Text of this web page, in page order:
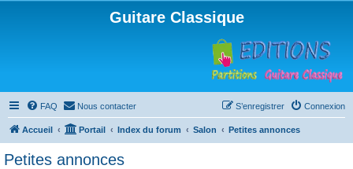
Guitare Classique
FAQ Nous contacter Connexion
S’enregistrer
Accueil Portail Index du forum Salon Petites annonces
Petites annonces